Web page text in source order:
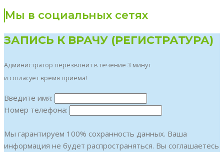
Мы в социальных сетях
ЗАПИСЬ К ВРАЧУ (РЕГИСТРАТУРА)
Администратор перезвонит в течение 3 минут
и согласует время приема!
Введите имя:
Номер телефона:
Мы гарантируем 100% сохранность данных. Ваша
информация не будет распространяться. Вы соглашаетесь